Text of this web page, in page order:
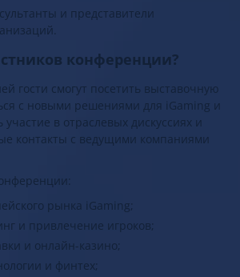
и представители
конференции?
гости смогут посетить выставочную
с новыми решениями для iGaming и
участие в отраслевых дискуссиях и
контакты с ведущими компаниями
рынка iGaming;
и привлечение игроков;
и онлайн-казино;
и финтех;